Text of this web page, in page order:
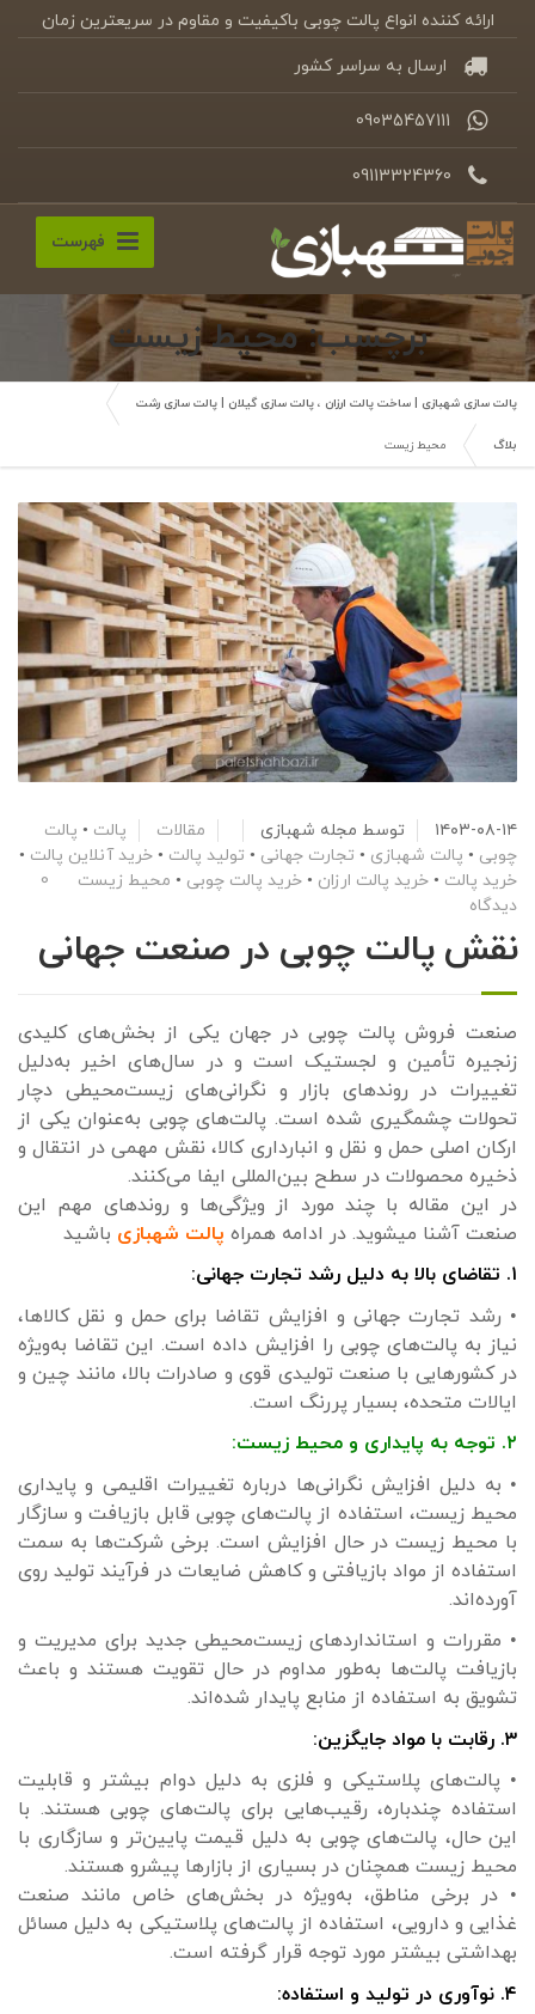
ارائه کننده انواع پالت چوبی باکیفیت و مقاوم در سریعترین زمان
ارسال به سراسر کشور
09035457111
09113324360
فهرست
برچسب: محیط زیست
پالت سازی شهبازی | ساخت پالت ارزان ، پالت سازی گیلان | پالت سازی رشت
بلاگ محیط زیست
۱۴۰۳-۰۸-۱۴ توسط مجله شهبازی مقالات پالت • پالت
چوبی • پالت شهبازی • تجارت جهانی • تولید پالت • خرید آنلاین پالت •
خرید پالت • خرید پالت ارزان • خرید پالت چوبی • محیط زیست
0
دیدگاه
نقش پالت چوبی در صنعت جهانی
صنعت فروش پالت چوبی در جهان یکی از بخش‌های کلیدی
زنجیره تأمین و لجستیک است و در سال‌های اخیر به‌دلیل
تغییرات در روندهای بازار و نگرانی‌های زیست‌محیطی دچار
تحولات چشمگیری شده است. پالت‌های چوبی به‌عنوان یکی از
ارکان اصلی حمل و نقل و انبارداری کالا، نقش مهمی در انتقال و
ذخیره محصولات در سطح بین‌المللی ایفا می‌کنند.
در این مقاله با چند مورد از ویژگی‌ها و روندهای مهم این
صنعت آشنا میشوید. در ادامه همراه پالت شهبازی باشید
۱. تقاضای بالا به دلیل رشد تجارت جهانی:
• رشد تجارت جهانی و افزایش تقاضا برای حمل و نقل کالاها،
نیاز به پالت‌های چوبی را افزایش داده است. این تقاضا به‌ویژه
در کشورهایی با صنعت تولیدی قوی و صادرات بالا، مانند چین و
ایالات متحده، بسیار پررنگ است.
۲. توجه به پایداری و محیط زیست:
• به دلیل افزایش نگرانی‌ها درباره تغییرات اقلیمی و پایداری
محیط زیست، استفاده از پالت‌های چوبی قابل بازیافت و سازگار
با محیط زیست در حال افزایش است. برخی شرکت‌ها به سمت
استفاده از مواد بازیافتی و کاهش ضایعات در فرآیند تولید روی
آورده‌اند.
• مقررات و استانداردهای زیست‌محیطی جدید برای مدیریت و
بازیافت پالت‌ها به‌طور مداوم در حال تقویت هستند و باعث
تشویق به استفاده از منابع پایدار شده‌اند.
۳. رقابت با مواد جایگزین:
• پالت‌های پلاستیکی و فلزی به دلیل دوام بیشتر و قابلیت
استفاده چندباره، رقیب‌هایی برای پالت‌های چوبی هستند. با
این حال، پالت‌های چوبی به دلیل قیمت پایین‌تر و سازگاری با
محیط زیست همچنان در بسیاری از بازارها پیشرو هستند.
• در برخی مناطق، به‌ویژه در بخش‌های خاص مانند صنعت
غذایی و دارویی، استفاده از پالت‌های پلاستیکی به دلیل مسائل
بهداشتی بیشتر مورد توجه قرار گرفته است.
۴. نوآوری در تولید و استفاده: